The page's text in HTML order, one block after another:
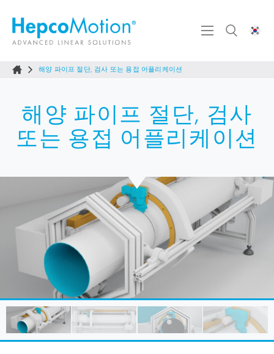
해양 파이프 절단, 검사 또는 용접 어플리케이션
해양 파이프 절단, 검사
또는 용접 어플리케이션